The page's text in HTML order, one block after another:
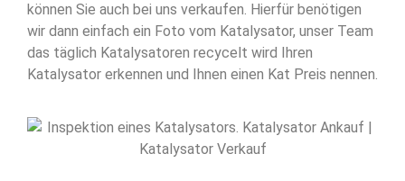
können Sie auch bei uns verkaufen. Hierfür benötigen
wir dann einfach ein Foto vom Katalysator, unser Team
das täglich Katalysatoren recycelt wird Ihren
Katalysator erkennen und Ihnen einen Kat Preis nennen.